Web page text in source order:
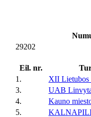
29202
Eil. nr.
1.
XII Lietubos
3.
UAB
4.
Kauno
5.